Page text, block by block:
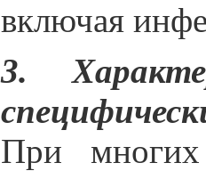
включая
3.
При многих